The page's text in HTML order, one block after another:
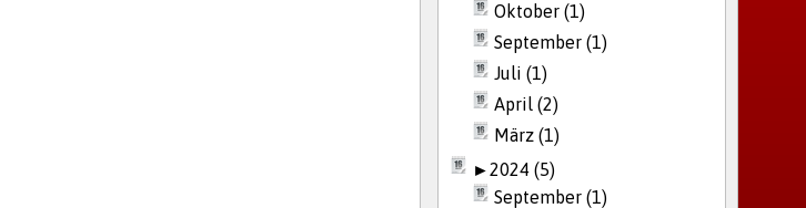
Oktober (1)
September (1)
Juli (1)
April (2)
März (1)
►2024 (5)
September (1)